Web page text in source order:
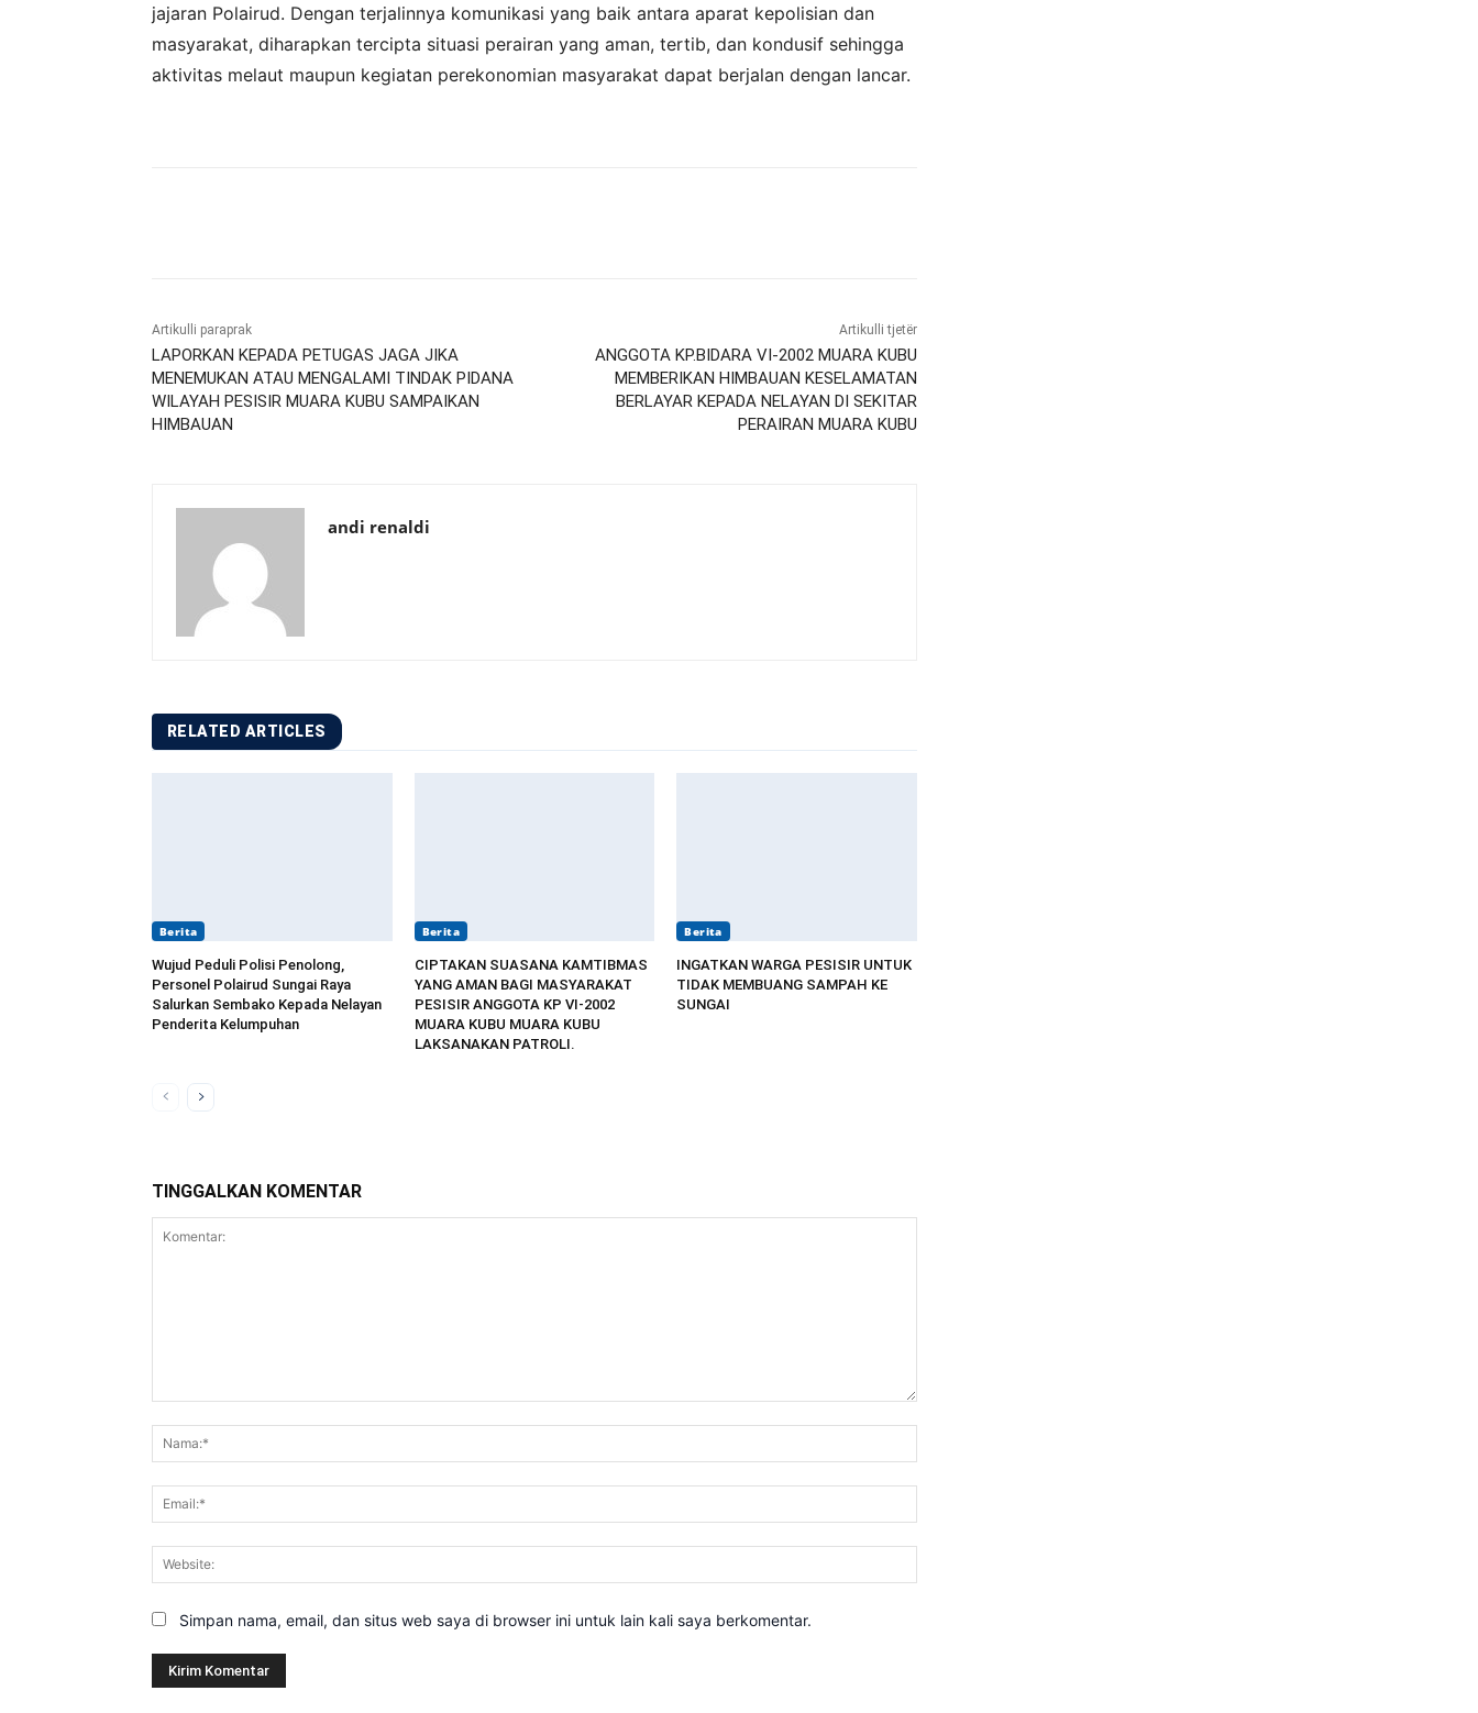
jajaran Polairud. Dengan terjalinnya komunikasi yang baik antara aparat kepolisian dan
masyarakat, diharapkan tercipta situasi perairan yang aman, tertib, dan kondusif sehingga
aktivitas melaut maupun kegiatan perekonomian masyarakat dapat berjalan dengan lancar.
Artikulli paraprak
LAPORKAN KEPADA PETUGAS JAGA JIKA
MENEMUKAN ATAU MENGALAMI TINDAK PIDANA
WILAYAH PESISIR MUARA KUBU SAMPAIKAN
HIMBAUAN
Artikulli tjetër
ANGGOTA KP.BIDARA VI-2002 MUARA KUBU
MEMBERIKAN HIMBAUAN KESELAMATAN
BERLAYAR KEPADA NELAYAN DI SEKITAR
PERAIRAN MUARA KUBU
andi renaldi
RELATED ARTICLES
Berita
Wujud Peduli Polisi Penolong,
Personel Polairud Sungai Raya
Salurkan Sembako Kepada Nelayan
Penderita Kelumpuhan
Berita
CIPTAKAN SUASANA KAMTIBMAS
YANG AMAN BAGI MASYARAKAT
PESISIR ANGGOTA KP VI-2002
MUARA KUBU MUARA KUBU
LAKSANAKAN PATROLI.
Berita
INGATKAN WARGA PESISIR UNTUK
TIDAK MEMBUANG SAMPAH KE
SUNGAI
TINGGALKAN KOMENTAR
Simpan nama, email, dan situs web saya di browser ini untuk lain kali saya berkomentar.